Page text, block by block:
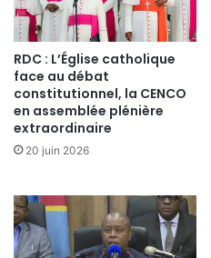
r
é
d
e
s
j
r
n
a
a
i
f
i
e
n
t
u
r
l
RDC : L’Église catholique
face au débat
constitutionnel, la CENCO
en assemblée plénière
extraordinaire
20 juin 2026